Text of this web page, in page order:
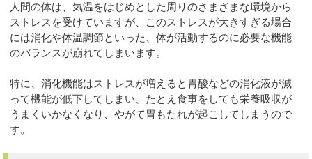
人間の体は、気温をはじめとした周りのさまざまな環境から
ストレスを受けていますが、このストレスが大きすぎる場合
には消化や体温調節といった、体が活動するのに必要な機能
のバランスが崩れてしまいます。
特に、消化機能はストレスが増えると胃酸などの消化液が減
って機能が低下してしまい、たとえ食事をしても栄養吸収が
うまくいかなくなり、やがて胃もたれが起こしてしまうので
す。